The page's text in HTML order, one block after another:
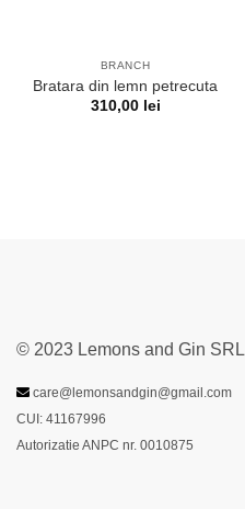
BRANCH
Bratara din lemn petrecuta
310,00 lei
© 2023 Lemons and Gin SRL
care@lemonsandgin@gmail.com
CUI: 41167996
Autorizatie ANPC nr. 0010875